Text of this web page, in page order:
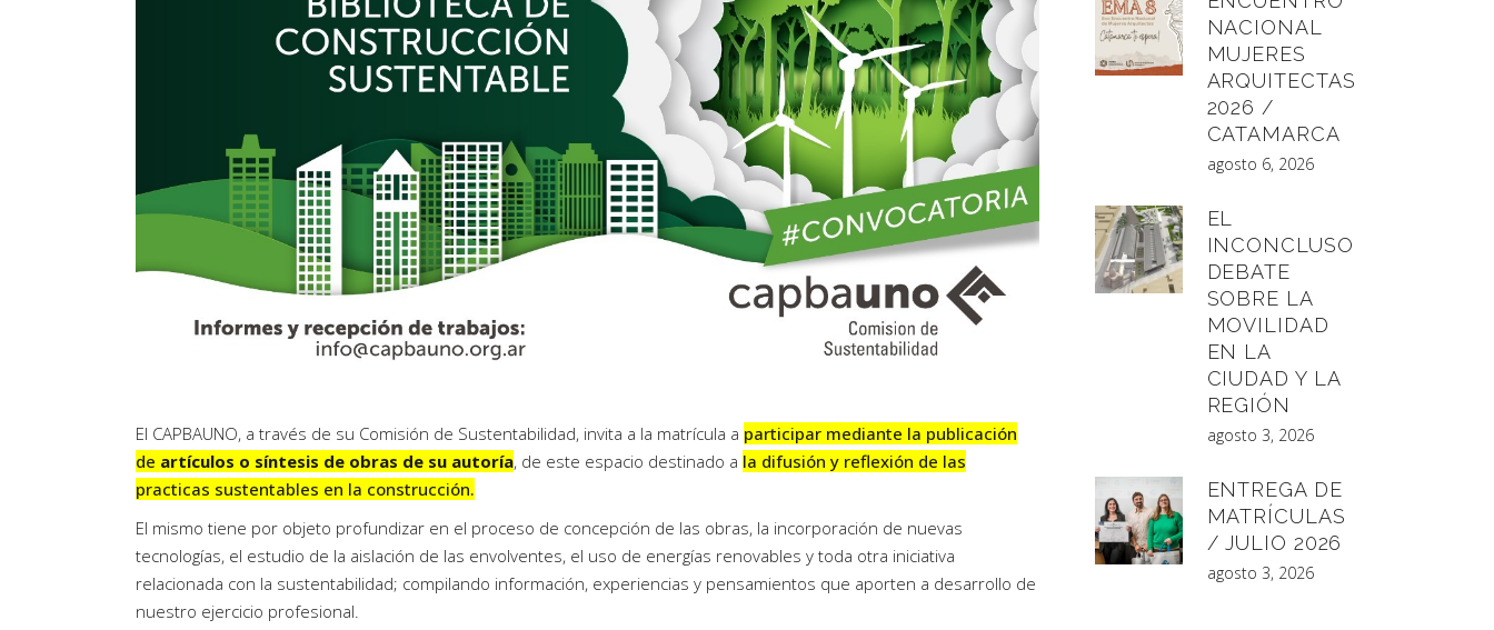
El CAPBAUNO, a través de su Comisión de Sustentabilidad, invita a la matrícula a participar mediante la publicación
de artículos o síntesis de obras de su autoría, de este espacio destinado a la difusión y reflexión de las
practicas sustentables en la construcción.
El mismo tiene por objeto profundizar en el proceso de concepción de las obras, la incorporación de nuevas
tecnologías, el estudio de la aislación de las envolventes, el uso de energías renovables y toda otra iniciativa
relacionada con la sustentabilidad; compilando información, experiencias y pensamientos que aporten a desarrollo de
nuestro ejercicio profesional.
NACIONAL
MUJERES
ARQUITECTAS
2026 /
CATAMARCA
agosto 6, 2026
EL
INCONCLUSO
DEBATE
SOBRE LA
MOVILIDAD
EN LA
CIUDAD Y LA
REGIÓN
agosto 3, 2026
ENTREGA DE
MATRÍCULAS
/ JULIO 2026
agosto 3, 2026